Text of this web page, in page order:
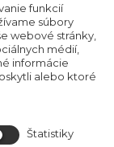
funkcií
súbory
webové stránky,
médií,
informácie
alebo ktoré
Štatistiky